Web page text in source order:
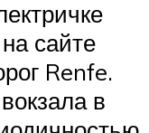
сайте
Renfe.
в